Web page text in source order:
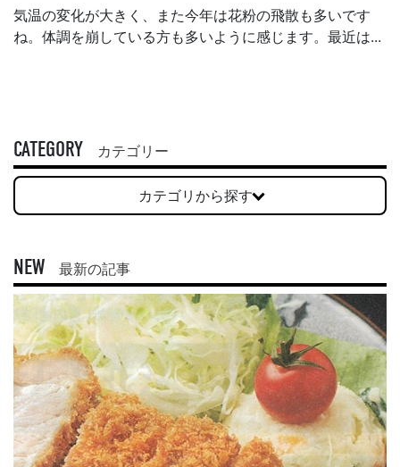
気温の変化が大きく、また今年は花粉の飛散も多いです
ね。体調を崩している方も多いように感じます。最近は...
CATEGORY カテゴリー
カテゴリから探す
NEW 最新の記事